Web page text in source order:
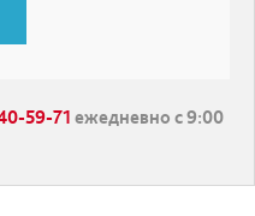
59-71 ежедневно с 9:00